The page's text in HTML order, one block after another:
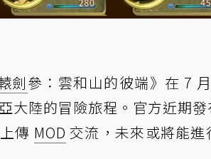
劍參：雲和山的彼端》在 7
大陸的冒險旅程。官方近期
傳 MOD 交流，未來或將能